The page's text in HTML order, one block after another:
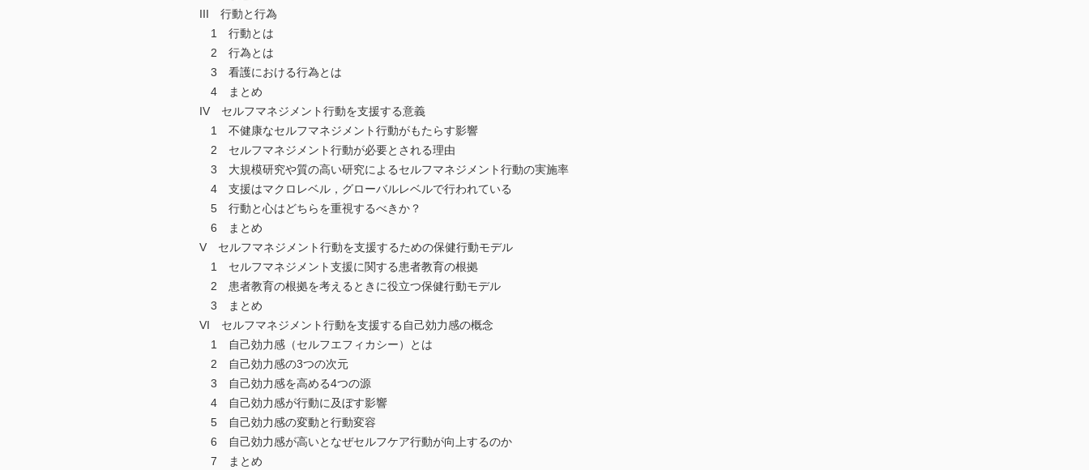
III 行動と行為
1 行動とは
2 行為とは
3 看護における行為とは
4 まとめ
IV セルフマネジメント行動を支援する意義
1 不健康なセルフマネジメント行動がもたらす影響
2 セルフマネジメント行動が必要とされる理由
3 大規模研究や質の高い研究によるセルフマネジメント行動の実施率
4 支援はマクロレベル，グローバルレベルで行われている
5 行動と心はどちらを重視するべきか？
6 まとめ
V セルフマネジメント行動を支援するための保健行動モデル
1 セルフマネジメント支援に関する患者教育の根拠
2 患者教育の根拠を考えるときに役立つ保健行動モデル
3 まとめ
VI セルフマネジメント行動を支援する自己効力感の概念
1 自己効力感（セルフエフィカシー）とは
2 自己効力感の3つの次元
3 自己効力感を高める4つの源
4 自己効力感が行動に及ぼす影響
5 自己効力感の変動と行動変容
6 自己効力感が高いとなぜセルフケア行動が向上するのか
7 まとめ